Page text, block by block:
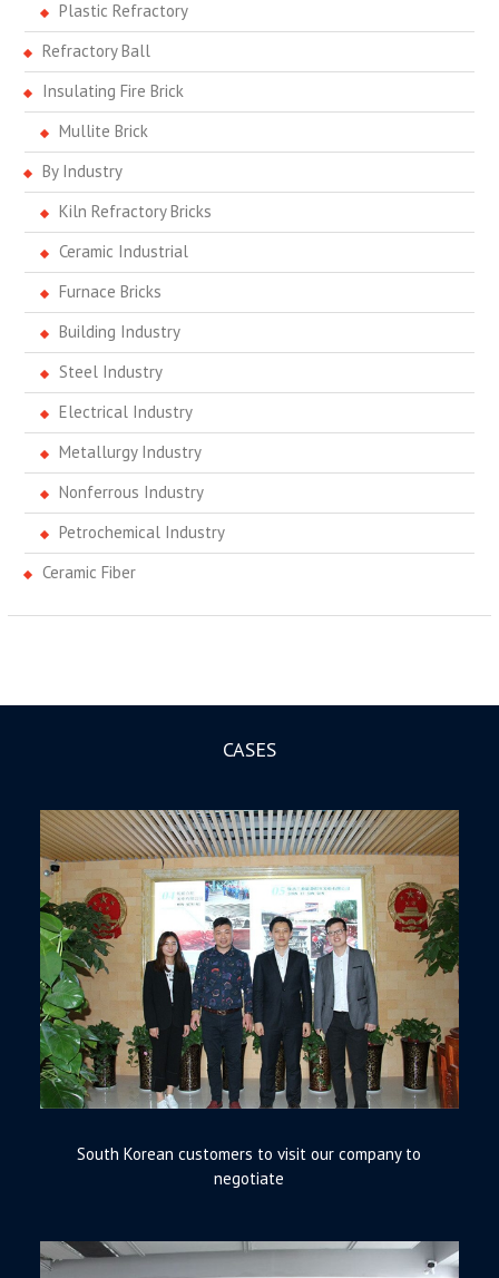
Plastic Refractory
Refractory Ball
Insulating Fire Brick
Mullite Brick
By Industry
Kiln Refractory Bricks
Ceramic Industrial
Furnace Bricks
Building Industry
Steel Industry
Electrical Industry
Metallurgy Industry
Nonferrous Industry
Petrochemical Industry
Ceramic Fiber
CASES
South Korean customers to visit our company to
negotiate